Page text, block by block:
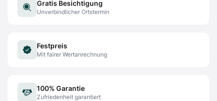
Gratis Besichtigung
Unverbindlicher Ortstermin
Festpreis
Mit fairer Wertanrechnung
100% Garantie
Zufriedenheit garantiert